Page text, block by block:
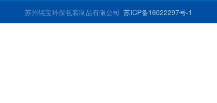
苏州铭宝环保包装制品有限公司 苏ICP备16022297号-1